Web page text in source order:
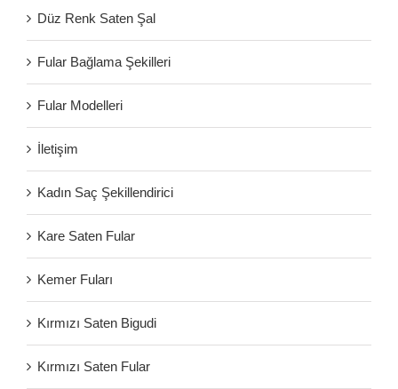
Düz Renk Saten Şal
Fular Bağlama Şekilleri
Fular Modelleri
İletişim
Kadın Saç Şekillendirici
Kare Saten Fular
Kemer Fuları
Kırmızı Saten Bigudi
Kırmızı Saten Fular